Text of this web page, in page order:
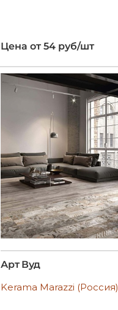
Цена от 54 руб/шт
Арт Вуд
Kerama Marazzi (Россия)